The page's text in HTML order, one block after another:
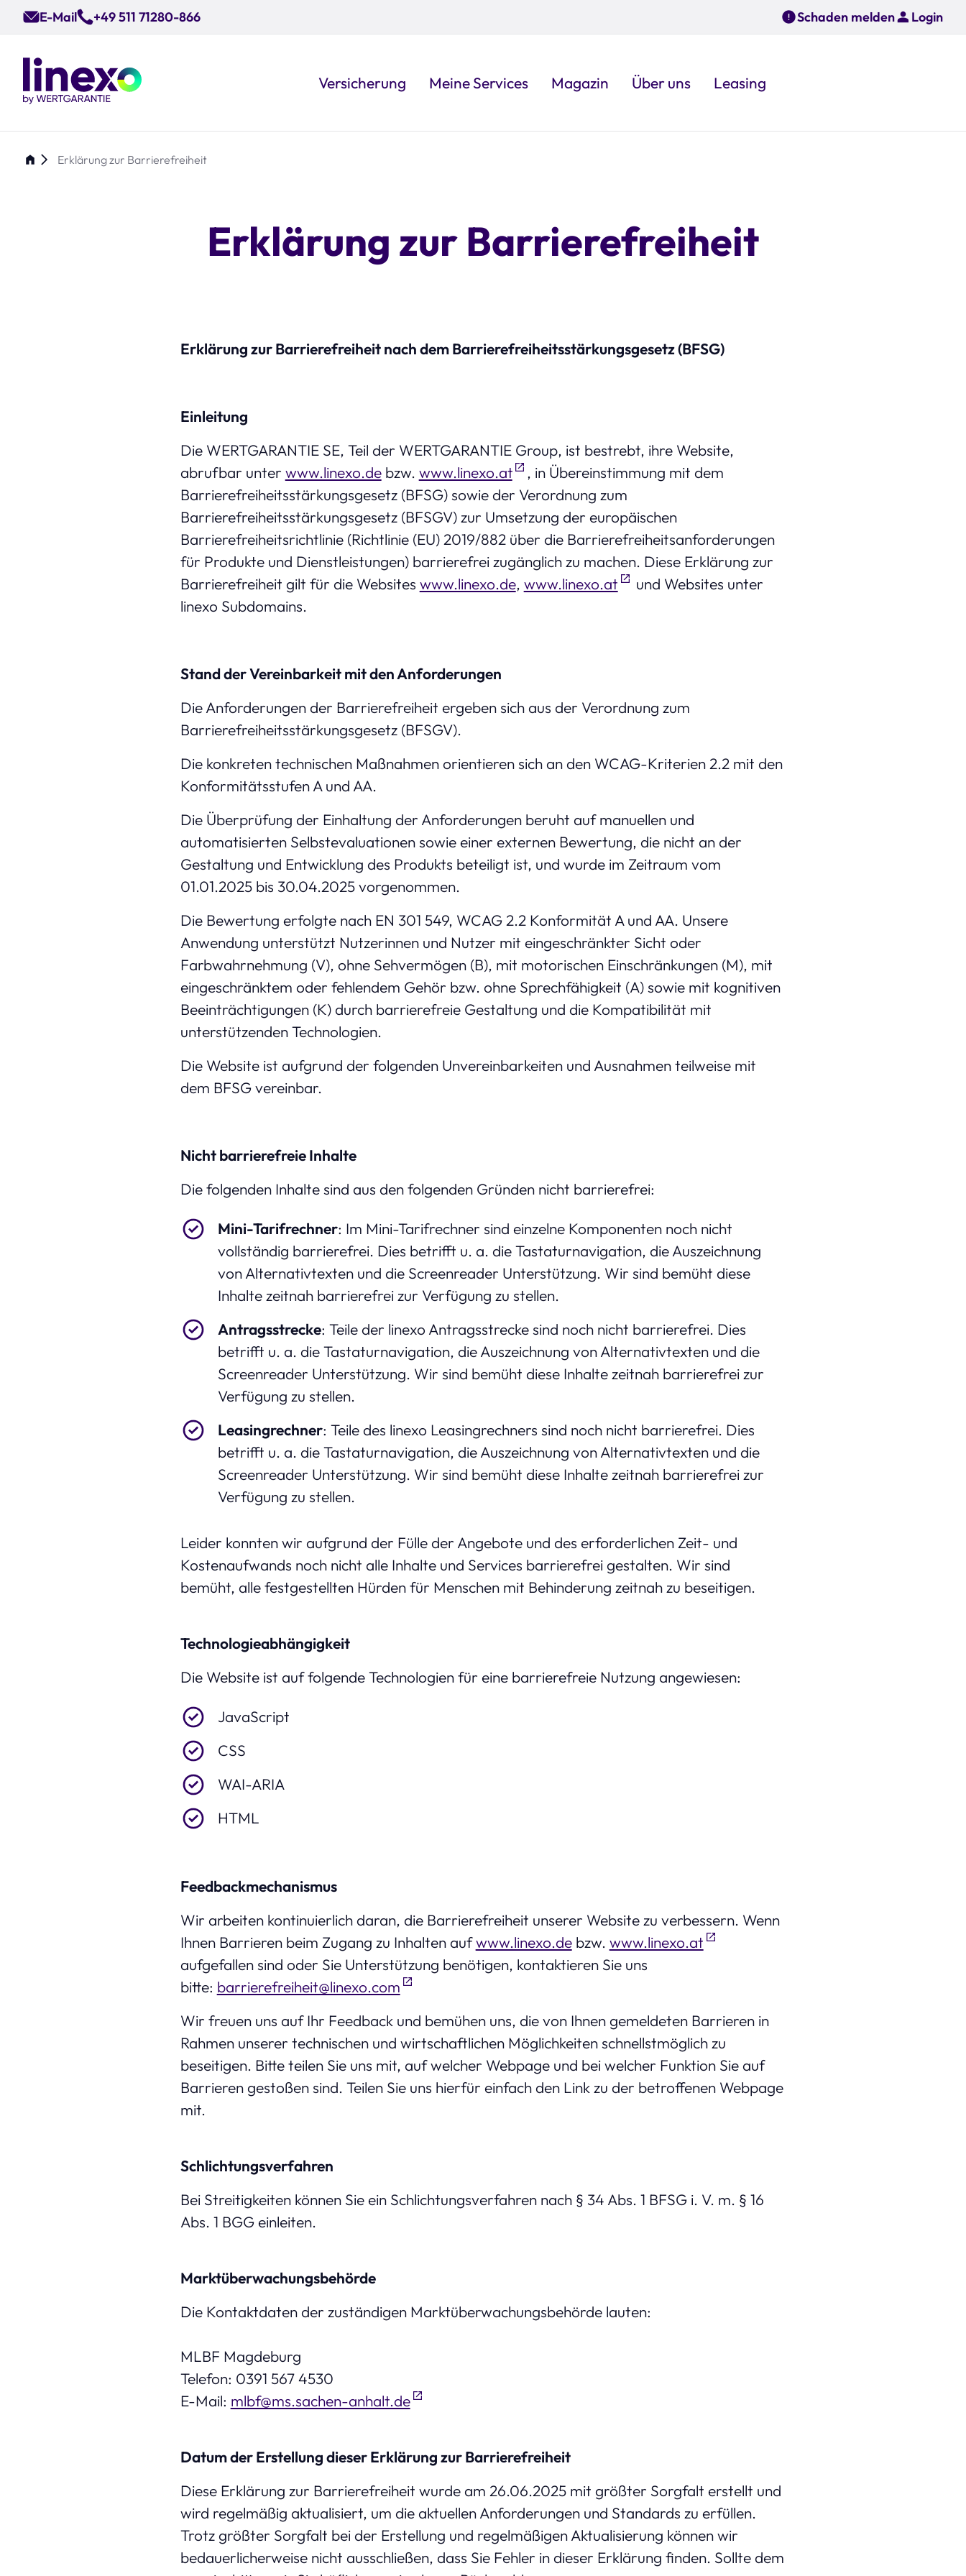
Skip
content
E-Mail +49 511 71280-866 Schaden melden Login
Versicherung Meine Services Magazin Über uns Leasing
Erklärung zur Barrierefreiheit
Erklärung zur Barrierefreiheit
Erklärung zur Barrierefreiheit nach dem Barrierefreiheitsstärkungsgesetz (BFSG)
Einleitung
Die WERTGARANTIE SE, Teil der WERTGARANTIE Group, ist bestrebt, ihre Website,
abrufbar unter www.linexo.debzw. www.linexo.at
, in Übereinstimmung mit dem
Barrierefreiheitsstärkungsgesetz (BFSG) sowie der Verordnung zum
Barrierefreiheitsstärkungsgesetz (BFSGV) zur Umsetzung der europäischen
Barrierefreiheitsrichtlinie (Richtlinie (EU) 2019/882 über die Barrierefreiheitsanforderungen
für Produkte und Dienstleistungen) barrierefrei zugänglich zu machen. Diese Erklärung zur
Barrierefreiheit gilt für die Websites www.linexo.de, www.linexo.at
und Websites unter
linexo Subdomains.
Stand der Vereinbarkeit mit den Anforderungen
Die Anforderungen der Barrierefreiheit ergeben sich aus der Verordnung zum
Barrierefreiheitsstärkungsgesetz (BFSGV).
Die konkreten technischen Maßnahmen orientieren sich an den WCAG-Kriterien 2.2 mit den
Konformitätsstufen A und AA.
Die Überprüfung der Einhaltung der Anforderungen beruht auf manuellen und
automatisierten Selbstevaluationen sowie einer externen Bewertung, die nicht an der
Gestaltung und Entwicklung des Produkts beteiligt ist, und wurde im Zeitraum vom
01.01.2025 bis 30.04.2025 vorgenommen.
Die Bewertung erfolgte nach EN 301 549, WCAG 2.2 Konformität A und AA. Unsere
Anwendung unterstützt Nutzerinnen und Nutzer mit eingeschränkter Sicht oder
Farbwahrnehmung (V), ohne Sehvermögen (B), mit motorischen Einschränkungen (M), mit
eingeschränktem oder fehlendem Gehör bzw. ohne Sprechfähigkeit (A) sowie mit kognitiven
Beeinträchtigungen (K) durch barrierefreie Gestaltung und die Kompatibilität mit
unterstützenden Technologien.
Die Website ist aufgrund der folgenden Unvereinbarkeiten und Ausnahmen teilweise mit
dem BFSG vereinbar.
Nicht barrierefreie Inhalte
Die folgenden Inhalte sind aus den folgenden Gründen nicht barrierefrei:
Mini-Tarifrechner: Im Mini-Tarifrechner sind einzelne Komponenten noch nicht
vollständig barrierefrei. Dies betrifft u. a. die Tastaturnavigation, die Auszeichnung
von Alternativtexten und die Screenreader Unterstützung. Wir sind bemüht diese
Inhalte zeitnah barrierefrei zur Verfügung zu stellen.
Antragsstrecke: Teile der linexo Antragsstrecke sind noch nicht barrierefrei. Dies
betrifft u. a. die Tastaturnavigation, die Auszeichnung von Alternativtexten und die
Screenreader Unterstützung. Wir sind bemüht diese Inhalte zeitnah barrierefrei zur
Verfügung zu stellen.
Leasingrechner: Teile des linexo Leasingrechners sind noch nicht barrierefrei. Dies
betrifft u. a. die Tastaturnavigation, die Auszeichnung von Alternativtexten und die
Screenreader Unterstützung. Wir sind bemüht diese Inhalte zeitnah barrierefrei zur
Verfügung zu stellen.
Leider konnten wir aufgrund der Fülle der Angebote und des erforderlichen Zeit- und
Kostenaufwands noch nicht alle Inhalte und Services barrierefrei gestalten. Wir sind
bemüht, alle festgestellten Hürden für Menschen mit Behinderung zeitnah zu beseitigen.
Technologieabhängigkeit
Die Website ist auf folgende Technologien für eine barrierefreie Nutzung angewiesen:
JavaScript
CSS
WAI-ARIA
HTML
Feedbackmechanismus
Wir arbeiten kontinuierlich daran, die Barrierefreiheit unserer Website zu verbessern. Wenn
Ihnen Barrieren beim Zugang zu Inhalten aufwww.linexo.debzw. www.linexo.at
aufgefallen sind oder Sie Unterstützung benötigen, kontaktieren Sie uns
bitte: barrierefreiheit@linexo.com
Wir freuen uns auf Ihr Feedback und bemühen uns, die von Ihnen gemeldeten Barrieren in
Rahmen unserer technischen und wirtschaftlichen Möglichkeiten schnellstmöglich zu
beseitigen. Bitte teilen Sie uns mit, auf welcher Webpage und bei welcher Funktion Sie auf
Barrieren gestoßen sind. Teilen Sie uns hierfür einfach den Link zu der betroffenen Webpage
mit.
Schlichtungsverfahren
Bei Streitigkeiten können Sie ein Schlichtungsverfahren nach § 34 Abs. 1 BFSG i. V. m. § 16
Abs. 1 BGG einleiten.
Marktüberwachungsbehörde
Die Kontaktdaten der zuständigen Marktüberwachungsbehörde lauten:
MLBF Magdeburg
Telefon: 0391 567 4530
E-​Mail: mlbf@ms.sachen-anhalt.de
Datum der Erstellung dieser Erklärung zur Barrierefreiheit
Diese Erklärung zur Barrierefreiheit wurde am 26.06.2025 mit größter Sorgfalt erstellt und
wird regelmäßig aktualisiert, um die aktuellen Anforderungen und Standards zu erfüllen.
Trotz größter Sorgfalt bei der Erstellung und regelmäßigen Aktualisierung können wir
bedauerlicherweise nicht ausschließen, dass Sie Fehler in dieser Erklärung finden. Sollte dem